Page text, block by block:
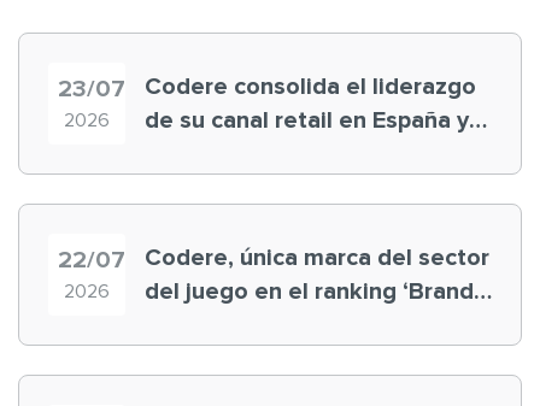
23/07
2026
Codere consolida el liderazgo
de su canal retail en España y
22/07
2026
Codere, única marca del sector
del juego en el ranking ‘Brand